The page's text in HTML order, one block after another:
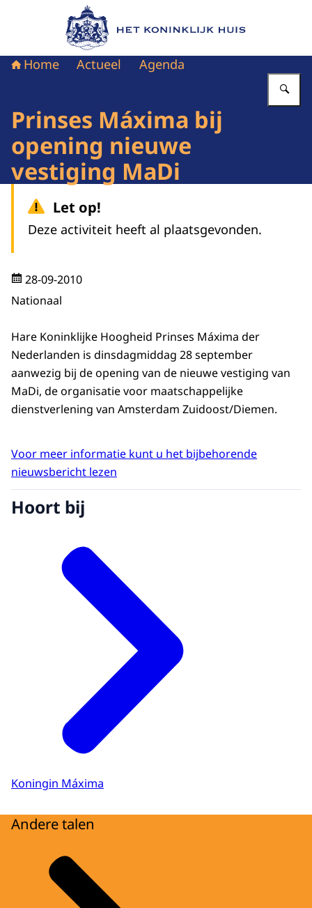
Naar de homepage van Het Koninklijk Huis
Home Actueel Agenda
Prinses Máxima bij
opening nieuwe
vestiging MaDi
Let op!
Deze activiteit heeft al plaatsgevonden.
28-09-2010
Nationaal
Hare Koninklijke Hoogheid Prinses Máxima der
Nederlanden is dinsdagmiddag 28 september
aanwezig bij de opening van de nieuwe vestiging van
MaDi, de organisatie voor maatschappelijke
dienstverlening van Amsterdam Zuidoost/Diemen.
Voor meer informatie kunt u het bijbehorende
nieuwsbericht lezen
Hoort bij
Koningin Máxima
Andere talen